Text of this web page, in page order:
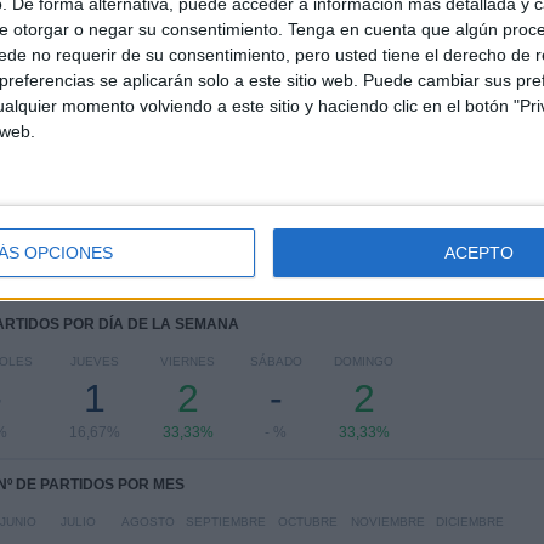
otorgar o negar su consentimiento. Tenga en cuenta que algún
no requerir de su consentimiento, pero usted tiene el derecho de
se aplicarán solo a este sitio web. Puede cambiar sus
momento volviendo a este sitio y haciendo clic en el botón
OPCIONES ACEPTO
100%
RANKING POR COMPETICIONES
POR DÍA DE LA SEMANA
JUEVES
1
16,67%
VIERNES
2
33,33%
SÁBADO
-
- %
DOMINGO
2
33,33%
Nº DE PARTIDOS POR MES
JUNIO JULIO AGOSTO SEPTIEMBRE OCTUBRE NOVIEMBRE DICIEMBRE